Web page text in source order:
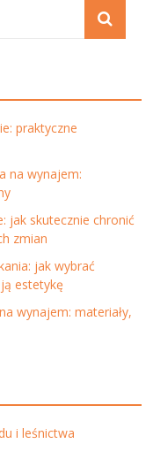
praktyczne
na wynajem:
jak skutecznie chronić
zmian
jak wybrać
estetykę
wynajem: materiały,
i leśnictwa